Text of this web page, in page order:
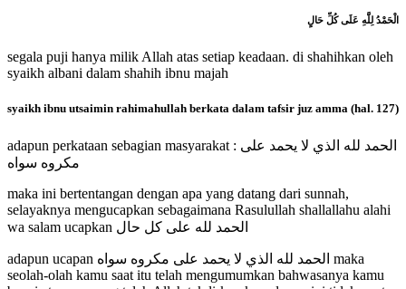
الْحَمْدُ لِلَّهِ عَلَى كُلِّ حَالٍ
segala puji hanya milik Allah atas setiap keadaan. di shahihkan oleh
syaikh albani dalam shahih ibnu majah
syaikh ibnu utsaimin rahimahullah berkata dalam tafsir juz amma (hal. 127)
adapun perkataan sebagian masyarakat : الحمد لله الذي لا يحمد على
مكروه سواه
maka ini bertentangan dengan apa yang datang dari sunnah,
selayaknya mengucapkan sebagaimana Rasulullah shallallahu alahi
wa salam ucapkan الحمد لله على كل حال
adapun ucapan الحمد لله الذي لا يحمد على مكروه سواه maka
seolah-olah kamu saat itu telah mengumumkan bahwasanya kamu